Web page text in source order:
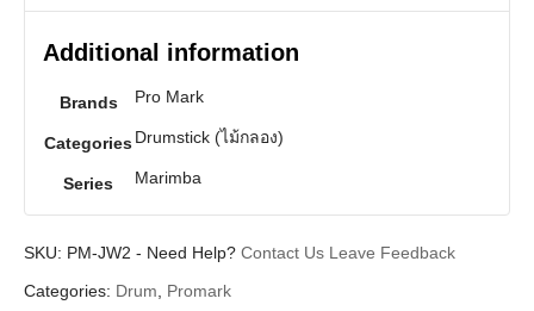
Additional information
Brands Pro Mark
CategoriesDrumstick (ไม้กลอง)
Series Marimba
SKU: PM-JW2 - Need Help? Contact Us Leave Feedback
Categories: Drum, Promark